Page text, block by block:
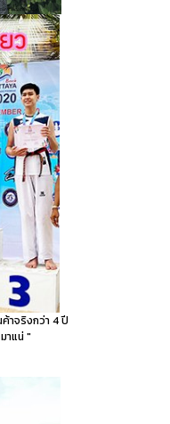
าจริงกว่า 4 ปี
าแน่ "